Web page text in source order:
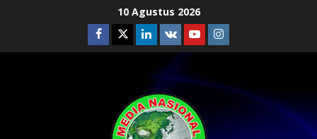
10 Agustus 2026
Facebook
TwitterLinkedin
VK YoutubeInstagram